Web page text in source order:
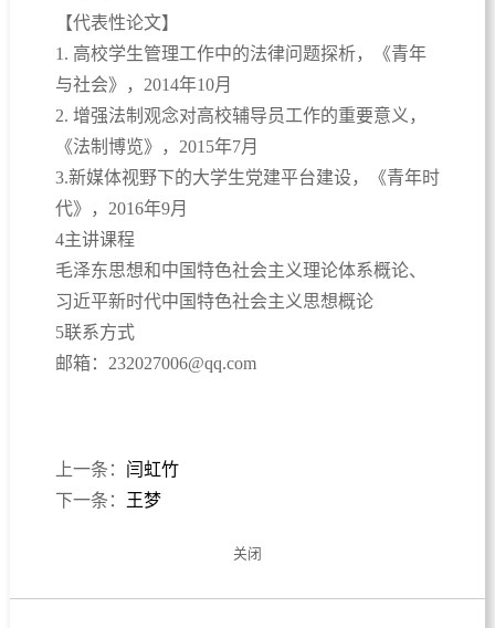
【代表性论文】
1. 高校学生管理工作中的法律问题探析，《青年
与社会》，2014年10月
2. 增强法制观念对高校辅导员工作的重要意义，
《法制博览》，2015年7月
3.新媒体视野下的大学生党建平台建设，《青年时
代》，2016年9月
4主讲课程
毛泽东思想和中国特色社会主义理论体系概论、
习近平新时代中国特色社会主义思想概论
5联系方式
邮箱：232027006@qq.com
上一条： 闫虹竹
下一条：
王梦
关闭